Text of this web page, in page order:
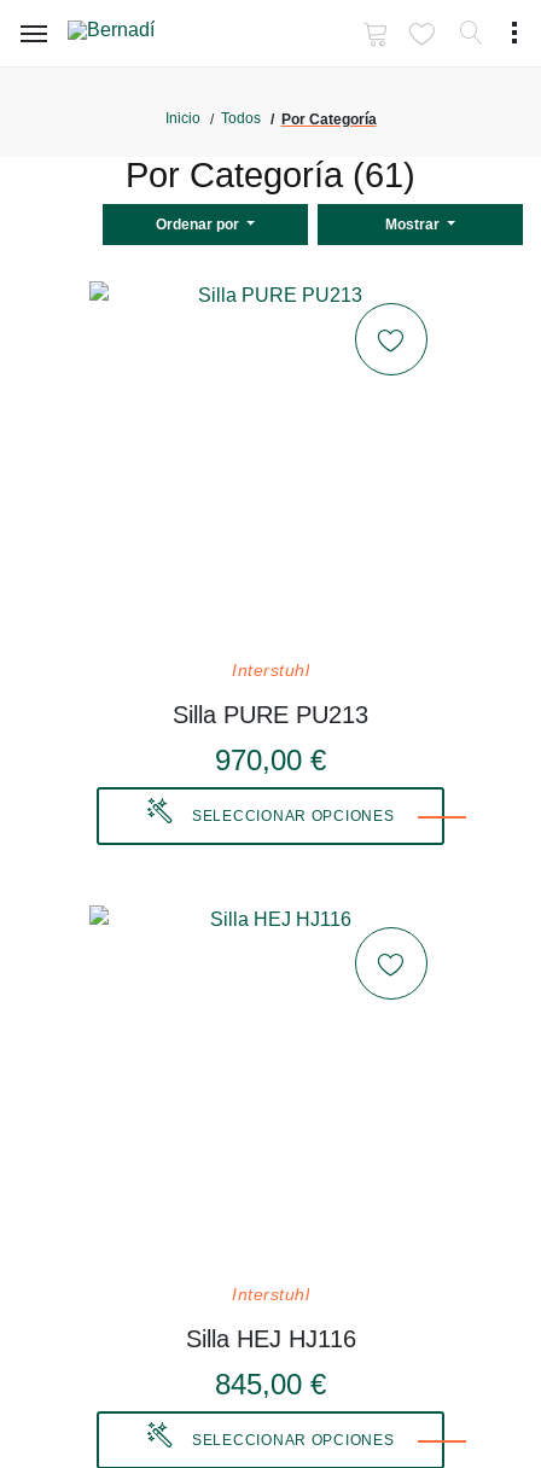
Inicio Todos Por Categoría
Por Categoría (61)
Ordenar por Mostrar
Interstuhl
Silla PURE PU213
970,00 €
SELECCIONAR OPCIONES
Interstuhl
Silla HEJ HJ116
845,00 €
SELECCIONAR OPCIONES